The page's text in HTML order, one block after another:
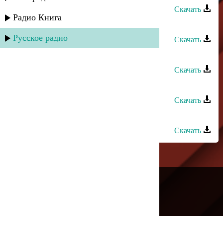
Радио Книга
Русское радио
Скачать
Ренат Юсупов - Волчья ягода
Скачать
Скачать
Скачать
Скачать